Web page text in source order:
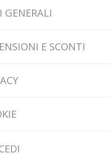
GENERALI
E SCONTI